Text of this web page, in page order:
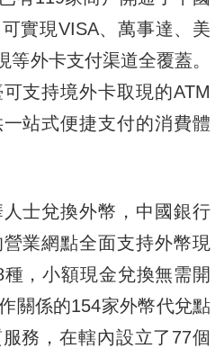
實現VISA、萬事達、美
等外卡支付渠道全覆蓋。
支持境外卡取現的ATM
站式便捷支付的消費體
兌換外幣，中國銀行
業網點全面支持外幣現
，小額現金兌換無需開
關係的154家外幣代兌點
務，在轄內設立了77個